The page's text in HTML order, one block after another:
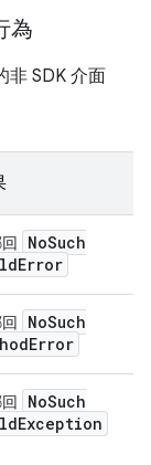
為
非 SDK 介面
NoSuch
Error
NoSuch
Error
NoSuch
Exception